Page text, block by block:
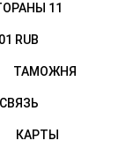
11
RUB
ТАМОЖНЯ
СВЯЗЬ
КАРТЫ